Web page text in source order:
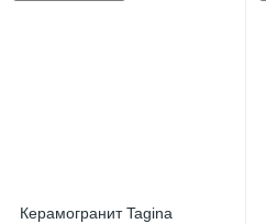
Керамогранит Tagina